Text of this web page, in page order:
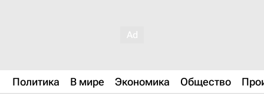
Политика В мире Экономика Общество